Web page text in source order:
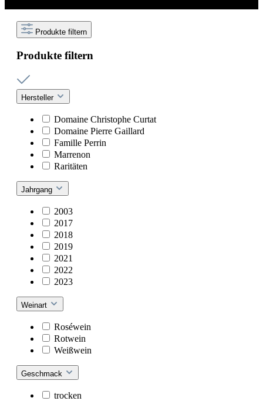
Produkte filtern
Produkte filtern
Hersteller
Domaine Christophe Curtat
Domaine Pierre Gaillard
Famille Perrin
Marrenon
Raritäten
Jahrgang
2003
2017
2018
2019
2021
2022
2023
Weinart
Roséwein
Rotwein
Weißwein
Geschmack
trocken